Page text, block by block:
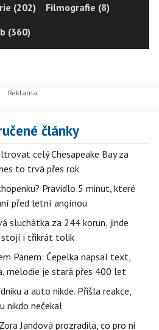
(202)
Filmografie (8)
(360)
články
celý Chesapeake Bay za
to trvá přes rok
Pravidlo 5 minut, které
před letní angínou
sluchátka za 244 korun, jinde
i třikrát tolik
Panem: Čepelka napsal text,
melodie je stará přes 400 let
a auto nikde. Přišla reakce,
nikdo nečekal
Jandová prozradila, co pro ni